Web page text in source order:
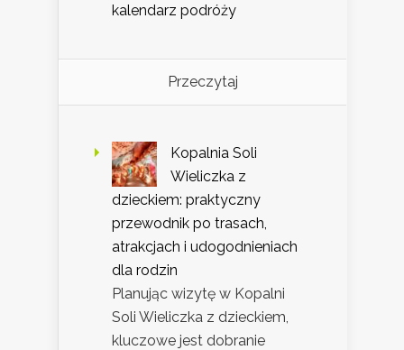
kalendarz podróży
Przeczytaj
Kopalnia Soli
Wieliczka z
dzieckiem: praktyczny
przewodnik po trasach,
atrakcjach i udogodnieniach
dla rodzin
Planując wizytę w Kopalni
Soli Wieliczka z dzieckiem,
kluczowe jest dobranie